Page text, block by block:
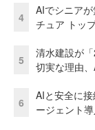
4
AIでシニア
チュア トッ
5
清水建設が
切実な理由
6
AIと安全に
ージェント